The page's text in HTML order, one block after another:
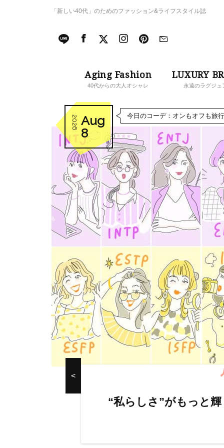
「新しい40代」のためのファッション&ライフスタイル誌
Aging Fashion
40代からの大人オシャレ
LUXURY
永遠のラグジュ
2026 Aug
8
今日のコーデ：オンもオフも旅
“私らしさ”がもっと